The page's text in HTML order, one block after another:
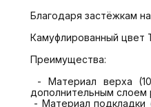
Благодаря застёжкам
Камуфлированный цвет
Преимущества:
дополнительным слоем